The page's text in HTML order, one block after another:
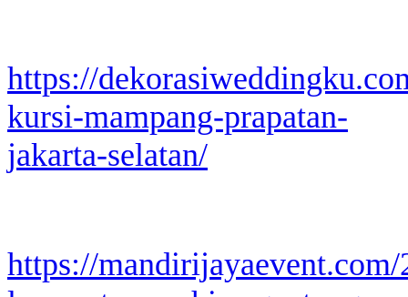
https://
kursi-mampang-prapatan-
jakarta-selatan/
https://